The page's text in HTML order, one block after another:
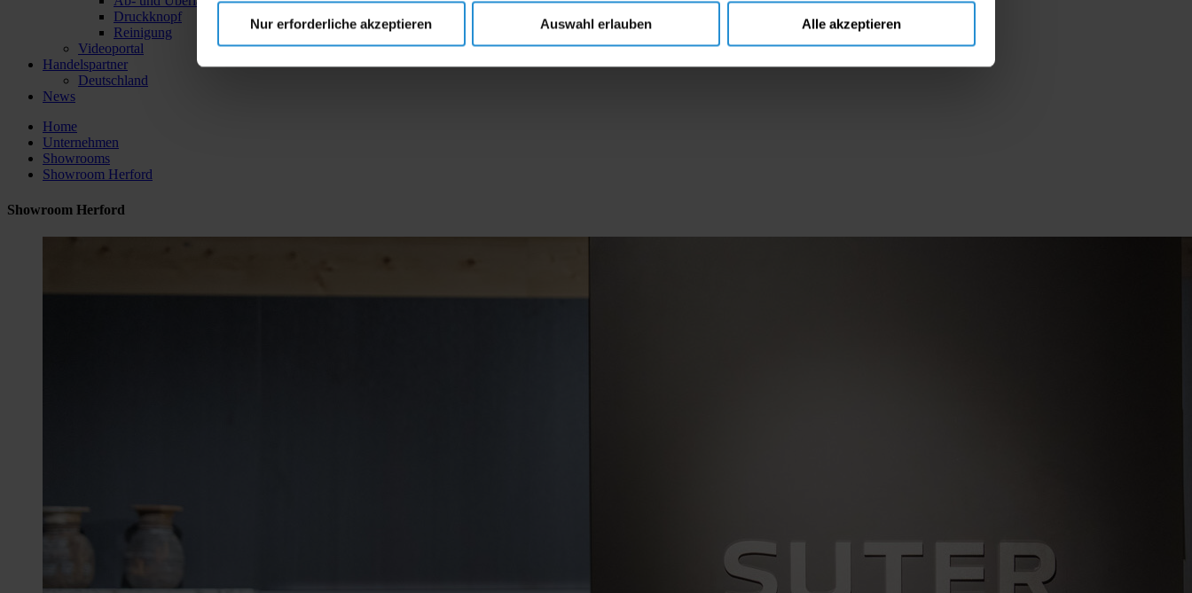
Nur erforderliche akzeptieren Auswahl erlauben Alle akzeptieren
Druckknopf
Reinigung
Videoportal
Handelspartner
Deutschland
News
Home
Unternehmen
Showrooms
Showroom Herford
Showroom Herford